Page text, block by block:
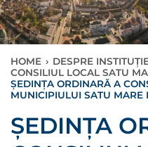
HOME › DESPRE
CONSILIUL LOCAL SATU
ȘEDINȚA ORDINARĂ A
MUNICIPIULUI SATU MARE
ȘEDINȚA